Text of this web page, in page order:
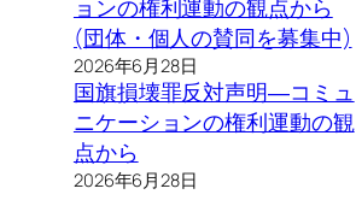
ョンの権利運動の観点から
(団体・個人の賛同を募集中)
2026年6月28日
国旗損壊罪反対声明―コミュ
ニケーションの権利運動の観
点から
2026年6月28日